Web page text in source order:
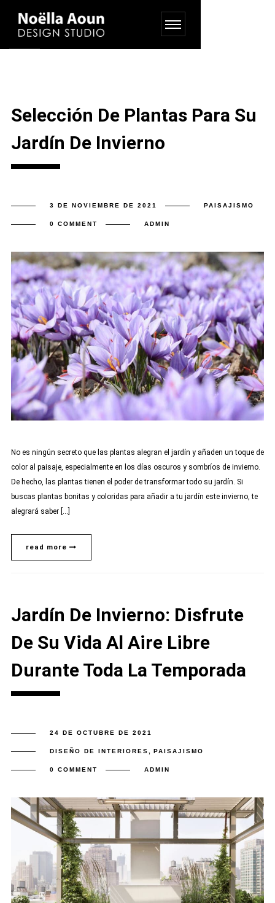
Selección De Plantas Para Su
Jardín De Invierno
3 DE NOVIEMBRE DE 2021 PAISAJISMO
0 COMMENT ADMIN
No es ningún secreto que las plantas alegran el jardín y añaden un toque de
color al paisaje, especialmente en los días oscuros y sombríos de invierno.
De hecho, las plantas tienen el poder de transformar todo su jardín. Si
buscas plantas bonitas y coloridas para añadir a tu jardín este invierno, te
alegrará saber […]
read more
Jardín De Invierno: Disfrute
De Su Vida Al Aire Libre
Durante Toda La Temporada
24 DE OCTUBRE DE 2021
DISEÑO DE INTERIORES PAISAJISMO
0 COMMENT ADMIN